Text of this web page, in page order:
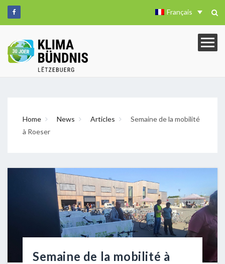
Français
Home News Articles
Semaine de la mobilité
à Roeser
Semaine de la mobilité à